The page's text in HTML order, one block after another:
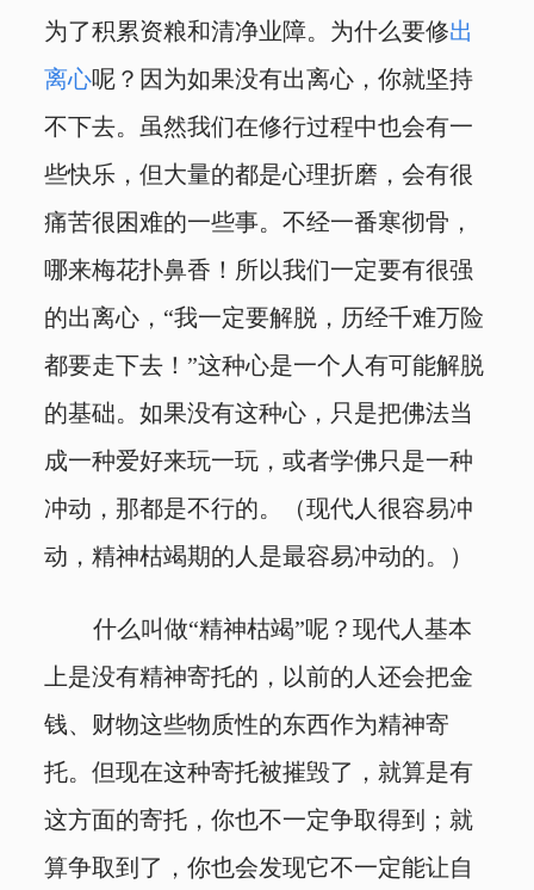
为了积累资粮和清净业障。为什么要修出
离心呢？因为如果没有出离心，你就坚持
不下去。虽然我们在修行过程中也会有一
些快乐，但大量的都是心理折磨，会有很
痛苦很困难的一些事。不经一番寒彻骨，
哪来梅花扑鼻香！所以我们一定要有很强
的出离心，“我一定要解脱，历经千难万险
都要走下去！”这种心是一个人有可能解脱
的基础。如果没有这种心，只是把佛法当
成一种爱好来玩一玩，或者学佛只是一种
冲动，那都是不行的。（现代人很容易冲
动，精神枯竭期的人是最容易冲动的。）
什么叫做“精神枯竭”呢？现代人基本
上是没有精神寄托的，以前的人还会把金
钱、财物这些物质性的东西作为精神寄
托。但现在这种寄托被摧毁了，就算是有
这方面的寄托，你也不一定争取得到；就
算争取到了，你也会发现它不一定能让自